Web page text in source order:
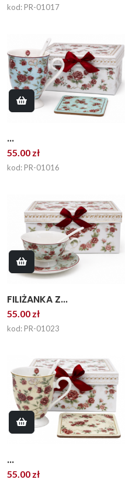
kod: PR-01017
...
55.00 zł
kod: PR-01016
FILIŻANKA Z...
55.00 zł
kod: PR-01023
...
55.00 zł